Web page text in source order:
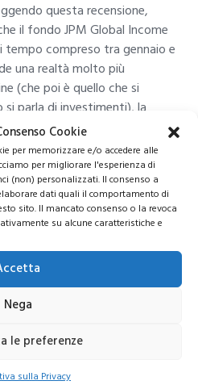
Cookie
per memorizzare e/o accedere alle
per migliorare l'esperienza di
(non) personalizzati. Il consenso a
dati quali il comportamento di
sito. Il mancato consenso o la revoca
su alcune caratteristiche e
Nega
le preferenze
sulla Privacy
questa recensione,
il fondo JPM Global Income
tempo compreso tra gennaio e
una realtà molto più
(che poi è quello che si
parla di investimenti), la
deludente. Alla prestazione
dei costi
alti. L’asset allocation,
e questo spiega il perchè
termine siano state
che ho trattato nel post.
sul JPM Global Income al
opinioni molto diverse sul
sia commenti positivi che
mia invito solo ad andare oltre
JPM Global Income nel periodo
2019 perchè solo